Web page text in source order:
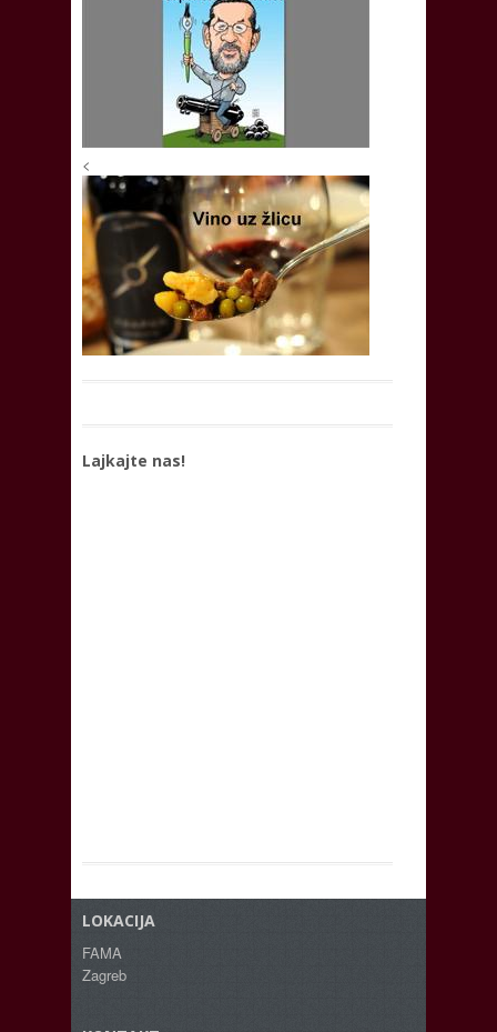
<
Lajkajte nas!
LOKACIJA
FAMA
Zagreb